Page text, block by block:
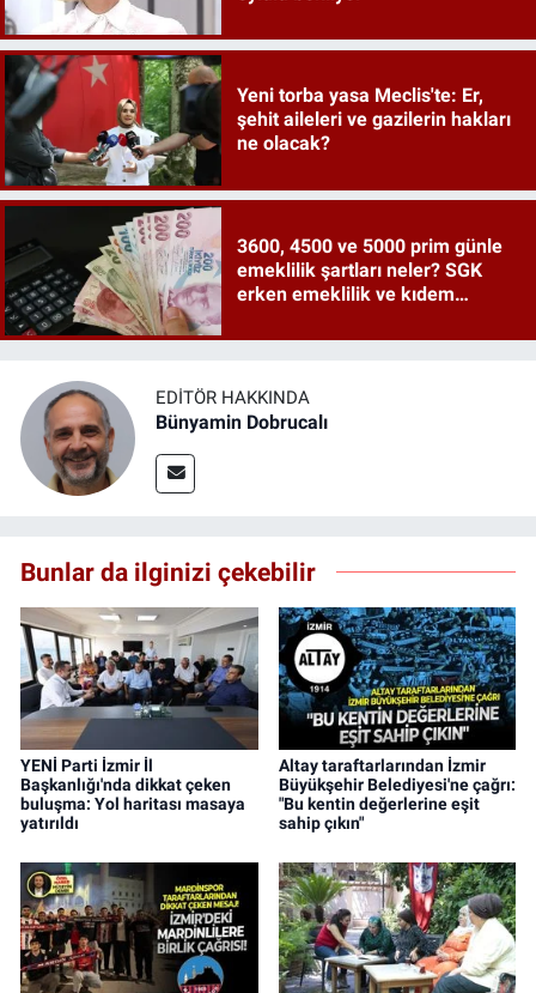
Yeni torba yasa Meclis'te: Er,
şehit aileleri ve gazilerin hakları
ne olacak?
3600, 4500 ve 5000 prim günle
emeklilik şartları neler? SGK
erken emeklilik ve kıdem
EDITÖR HAKKINDA
Bünyamin Dobrucalı
Bunlar da ilginizi çekebilir
YENİ Parti İzmir İl
Başkanlığı'nda dikkat çeken
buluşma: Yol haritası masaya
yatırıldı
Altay taraftarlarından İzmir
Büyükşehir Belediyesi'ne çağrı:
"Bu kentin değerlerine eşit
sahip çıkın"